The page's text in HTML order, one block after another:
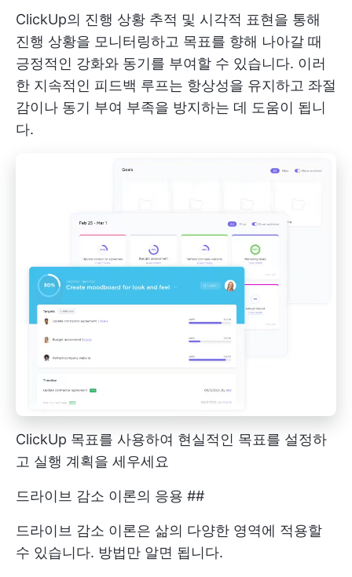
ClickUp의 진행 상황 추적 및 시각적 표현을 통해
진행 상황을 모니터링하고 목표를 향해 나아갈 때
긍정적인 강화와 동기를 부여할 수 있습니다. 이러
한 지속적인 피드백 루프는 항상성을 유지하고 좌절
감이나 동기 부여 부족을 방지하는 데 도움이 됩니
다.
ClickUp 목표를 사용하여 현실적인 목표를 설정하
고 실행 계획을 세우세요
드라이브 감소 이론의 응용 ##
드라이브 감소 이론은 삶의 다양한 영역에 적용할
수 있습니다. 방법만 알면 됩니다.